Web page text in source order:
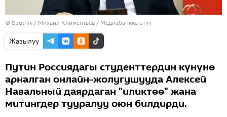
© Sputnik / Михаил Климентьев / Медиабанкка өтүү
Жазылуу
Путин Россиядагы студенттердин күнүнө
арналган онлайн-жолугушууда Алексей
Навальный даярдаган "иликтөө" жана
митингдер тууралуу оюн билдирди.